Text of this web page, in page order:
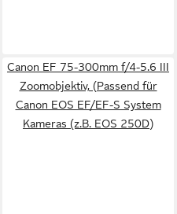
Canon EF 75-300mm f/4-5.6 III
Zoomobjektiv, (Passend für
Canon EOS EF/EF-S System
Kameras (z.B. EOS 250D)